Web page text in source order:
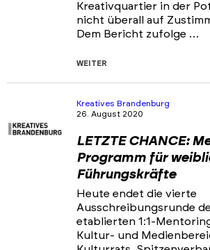
Kreativquartier in der
nicht überall auf
Dem Bericht zufolge …
WEITER
Kreatives Brandenburg
26. August 2020
LETZTE CHANCE:
Programm für
Führungskräfte
Heute endet die vierte
Ausschreibungsrunde
etablierten 1:1-
Kultur- und